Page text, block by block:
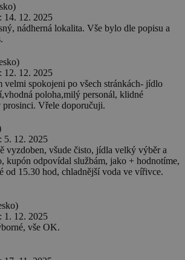
14. 12. 2025
nádherná lokalita. Vše bylo dle popisu a
12. 12. 2025
velmi spokojeni po všech stránkách- jídlo
poloha,milý personál, klidné
Vřele doporučuji.
5. 12. 2025
vyzdoben, všude čisto, jídla velký výběr a
kupón odpovídal službám, jako + hodnotíme,
od 15.30 hod, chladnější voda ve vířivce.
1. 12. 2025
vše OK.